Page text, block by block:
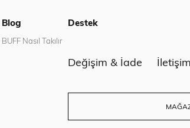
Blog
BUFF Nasıl Takılır
Destek
Değişim & İade İletişim